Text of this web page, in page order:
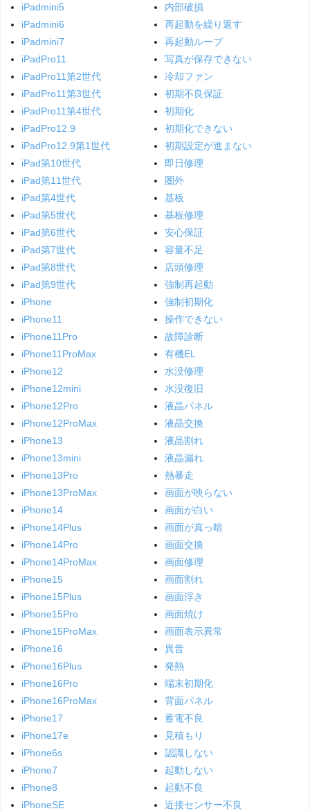
iPadmini5
iPadmini6
iPadmini7
iPadPro11
iPadPro11第2世代
iPadPro11第3世代
iPadPro11第4世代
iPadPro12.9
iPadPro12.9第1世代
iPad第10世代
iPad第11世代
iPad第4世代
iPad第5世代
iPad第6世代
iPad第7世代
iPad第8世代
iPad第9世代
iPhone
iPhone11
iPhone11Pro
iPhone11ProMax
iPhone12
iPhone12mini
iPhone12Pro
iPhone12ProMax
iPhone13
iPhone13mini
iPhone13Pro
iPhone13ProMax
iPhone14
iPhone14Plus
iPhone14Pro
iPhone14ProMax
iPhone15
iPhone15Plus
iPhone15Pro
iPhone15ProMax
iPhone16
iPhone16Plus
iPhone16Pro
iPhone16ProMax
iPhone17
iPhone17e
iPhone6s
iPhone7
iPhone8
iPhoneSE
内部破損
再起動を繰り返す
再起動ループ
写真が保存できない
冷却ファン
初期不良保証
初期化
初期化できない
初期設定が進まない
即日修理
圏外
基板
基板修理
安心保証
容量不足
店頭修理
強制再起動
強制初期化
操作できない
故障診断
有機EL
水没修理
水没復旧
液晶パネル
液晶交換
液晶割れ
液晶漏れ
熱暴走
画面が映らない
画面が白い
画面が真っ暗
画面交換
画面修理
画面割れ
画面浮き
画面焼け
画面表示異常
異音
発熱
端末初期化
背面パネル
蓄電不良
見積もり
認識しない
起動しない
起動不良
近接センサー不良